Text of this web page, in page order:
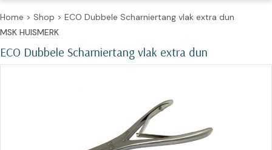
Home > Shop > ECO Dubbele Scharniertang vlak extra dun
ECO Dubbele Scharniertang vlak extra dun
MSK HUISMERK